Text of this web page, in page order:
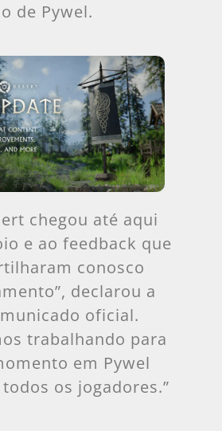
de Pywel.
chegou até aqui
e ao feedback que
conosco
declarou a
oficial.
trabalhando para
em Pywel
os jogadores.”